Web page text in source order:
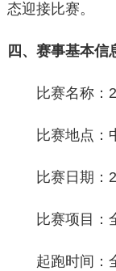
态迎接比赛。
四 、赛事基本信
比赛名称：
比赛地点：
比赛日期：
比赛项目：
起跑时间：